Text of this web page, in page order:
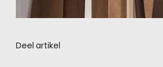
Deel artikel